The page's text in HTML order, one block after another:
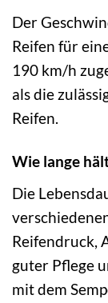
Der
Reifen für
190 km/h
als die
Reifen.
Wie lange
Die
Reifendruck,
guter Pflege
mit dem